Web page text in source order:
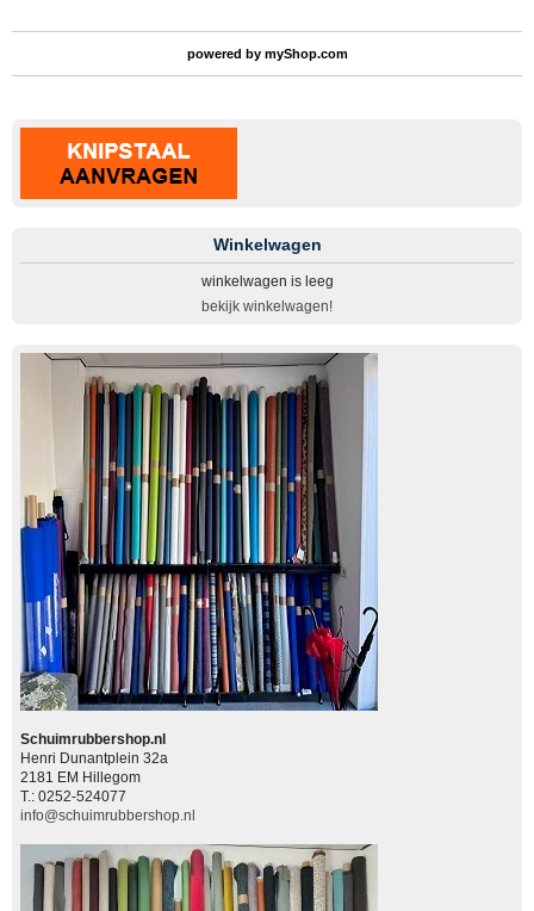
powered by myShop.com
Winkelwagen
winkelwagen is leeg
bekijk winkelwagen!
Schuimrubbershop.nl
Henri Dunantplein 32a
2181 EM Hillegom
T.: 0252-524077
info@schuimrubbershop.nl